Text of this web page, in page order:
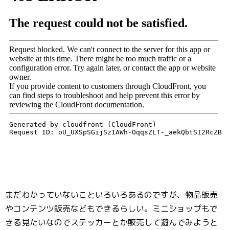
まだわかっていないこといろいろあるのですが、物品販売
やコンテンツ販売などもできるらしい。ミニショップもで
きる見たいなのでステッカーとか販売して遊んでみようと